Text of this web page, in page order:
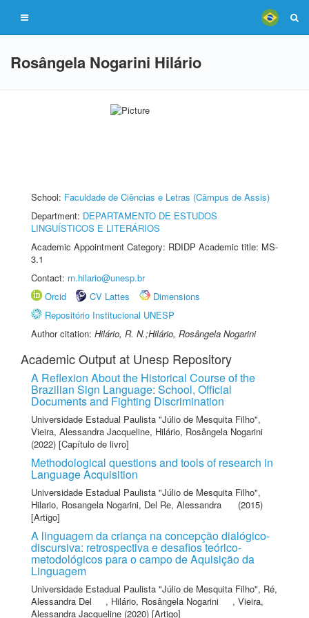
Rosângela Nogarini Hilário
School: Faculdade de Ciências e Letras (Câmpus de Assis)
Department: DEPARTAMENTO DE ESTUDOS
LINGUÍSTICOS E LITERÁRIOS
Academic Appointment Category: RDIDP Academic title: MS-
3.1
Contact: rn.hilario@unesp.br
Orcid
CV Lattes
Dimensions
Repositório Institucional UNESP
Author citation: Hilário, R. N.;Hilário, Rosângela Nogarini
Academic Output at Unesp Repository
A Reflexion About the Historical Course of the
Brazilian Sign Language: School, Official
Documents and Fighting Discrimination
Universidade Estadual Paulista "Júlio de Mesquita Filho",
Vieira, Alessandra Jacqueline, Hilário, Rosângela Nogarini
(2022) [Capítulo de livro]
Methodological questions and tools of research in
Language Acquisition
Universidade Estadual Paulista "Júlio de Mesquita Filho",
Hilario, Rosangela Nogarini, Del Re, Alessandra
(2015)
[Artigo]
A linguagem da criança na concepção dialógico-
discursiva: retrospectiva e desafios teórico-
metodológicos para o campo de Aquisição da
Linguagem
Universidade Estadual Paulista "Júlio de Mesquita Filho", Ré,
Alessandra Del
, Hilário, Rosângela Nogarini , Vieira,
Alessandra Jacqueline (2020) [Artigo]